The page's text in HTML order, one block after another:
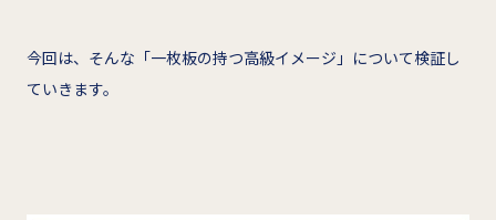
今回は、そんな「一枚板の持つ高級イメージ」について検証し
ていきます。